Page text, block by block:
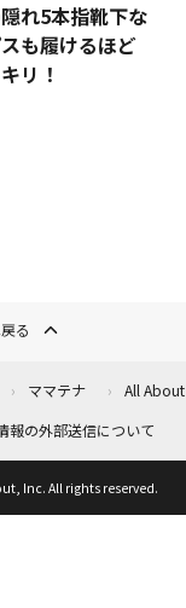
れ5本指靴下な
も履けるほど
リ！
る
ママテナ All About
報の外部送信について
Inc. All rights reserved.